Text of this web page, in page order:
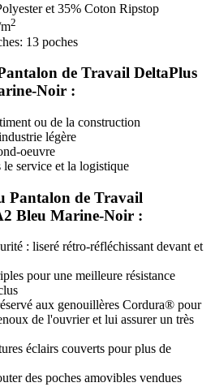
et 35% Coton Ripstop
2
13 poches
de Travail DeltaPlus
Noir :
ou de la construction
légère
oeuvre
le service et la logistique
Pantalon de Travail
Bleu Marine-Noir :
: liseré rétro-réfléchissant devant et
pour une meilleure résistance
aux genouillères Cordura® pour
de l'ouvrier et lui assurer un très
éclairs couverts pour plus de
des poches amovibles vendues